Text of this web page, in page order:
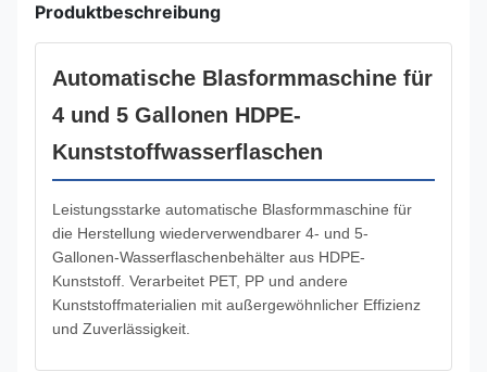
Produktbeschreibung
Automatische Blasformmaschine für
4 und 5 Gallonen HDPE-
Kunststoffwasserflaschen
Leistungsstarke automatische Blasformmaschine für
die Herstellung wiederverwendbarer 4- und 5-
Gallonen-Wasserflaschenbehälter aus HDPE-
Kunststoff. Verarbeitet PET, PP und andere
Kunststoffmaterialien mit außergewöhnlicher Effizienz
und Zuverlässigkeit.